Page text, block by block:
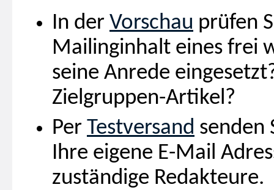
In der Vorschau prüfen
Mailinginhalt eines frei
seine Anrede
Zielgruppen-Artikel?
Per Testversand senden
Ihre eigene E-Mail
zuständige Redakteure.